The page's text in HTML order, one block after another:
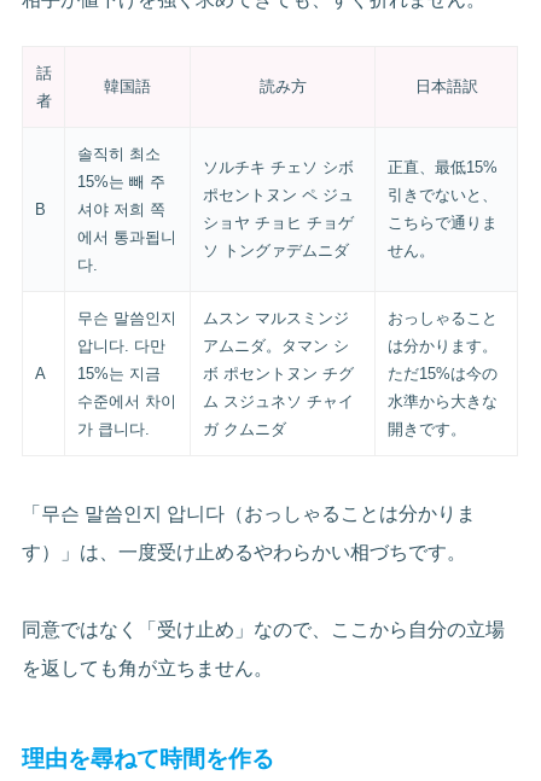
話
者
韓国語 読み方 日本語訳
B
솔직히 최소
15%는 빼 주
셔야 저희 쪽
에서 통과됩니
다.
ソルチキ チェソ シボ
ポセントヌン ペ ジュ
ショヤ チョヒ チョゲ
ソ トングァデムニダ
正直、最低15%
引きでないと、
こちらで通りま
せん。
A
무슨 말씀인지
압니다. 다만
15%는 지금
수준에서 차이
가 큽니다.
ムスン マルスミンジ
アムニダ。タマン シ
ボ ポセントヌン チグ
ム スジュネソ チャイ
ガ クムニダ
おっしゃること
は分かります。
ただ15%は今の
水準から大きな
開きです。
「무슨 말씀인지 압니다（おっしゃることは分かりま
す）」は、一度受け止めるやわらかい相づちです。
同意ではなく「受け止め」なので、ここから自分の立場
を返しても角が立ちません。
理由を尋ねて時間を作る